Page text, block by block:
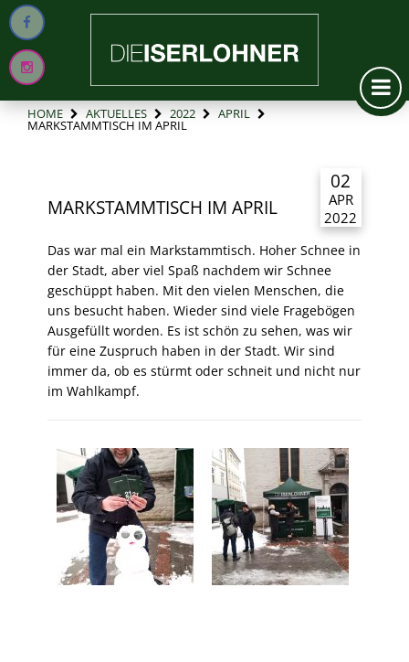
HOME AKTUELLES 2022 APRIL
MARKSTAMMTISCH IM APRIL
02
APR
2022
MARKSTAMMTISCH IM APRIL
Das war mal ein Markstammtisch. Hoher Schnee in
der Stadt, aber viel Spaß nachdem wir Schnee
geschüppt haben. Mit den vielen Menschen, die
uns besucht haben. Wieder sind viele Fragebögen
Ausgefüllt worden. Es ist schön zu sehen, was wir
für eine Zuspruch haben in der Stadt. Wir sind
immer da, ob es stürmt oder schneit und nicht nur
im Wahlkampf.